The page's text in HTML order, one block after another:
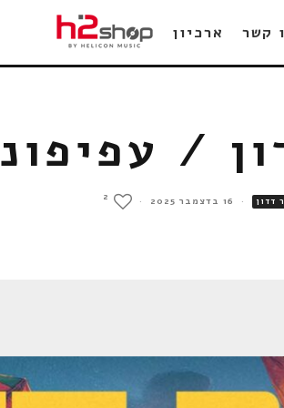
קשר ארכיון
/
דדון · 16 בדצמבר 2025 ·
2